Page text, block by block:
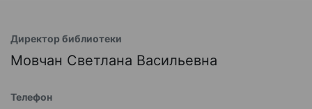
Директор библиотеки
Мовчан Светлана Васильевна
Телефон